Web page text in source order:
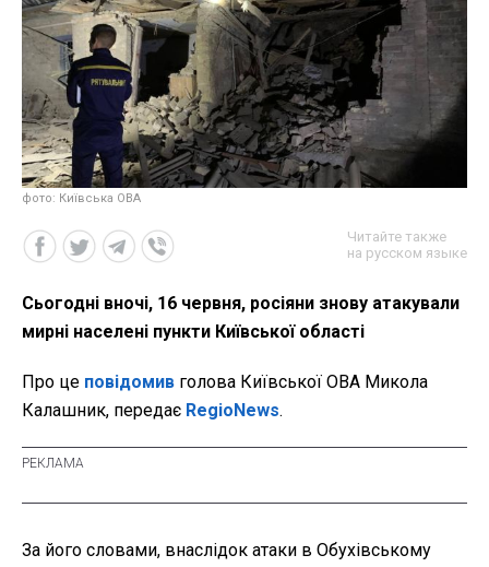
фото: Київська ОВА
Читайте также
на русском языке
Сьогодні вночі, 16 червня, росіяни знову атакували
мирні населені пункти Київської області
Про це повідомив голова Київської ОВА Микола
Калашник, передає RegioNews.
За його словами, внаслідок атаки в Обухівському